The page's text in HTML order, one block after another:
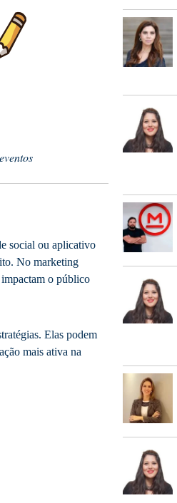
social ou aplicativo
No marketing
impactam o público
Elas podem
mais ativa na